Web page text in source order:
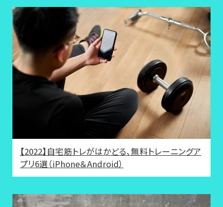
【2022】自宅筋トレがはかどる、無料トレーニングア
プリ6選（iPhone＆Android）